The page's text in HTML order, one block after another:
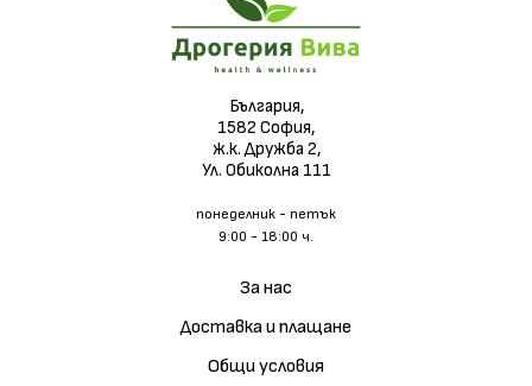
България,
1582 София,
ж.к. Дружба 2,
Ул. Обиколна 111
понеделник - петък
9:00 - 18:00 ч.
За нас
Доставка и плащане
Общи условия